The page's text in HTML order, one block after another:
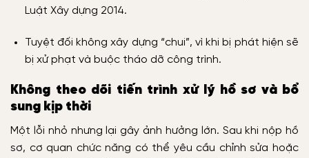
Luật Xây dựng 2014.
Tuyệt đối không xây dựng “chui”, vì khi bị phát hiện sẽ
bị xử phạt và buộc tháo dỡ công trình.
Không theo dõi tiến trình xử lý hồ sơ và bổ
sung kịp thời
Một lỗi nhỏ nhưng lại gây ảnh hưởng lớn. Sau khi nộp hồ
sơ, cơ quan chức năng có thể yêu cầu chỉnh sửa hoặc